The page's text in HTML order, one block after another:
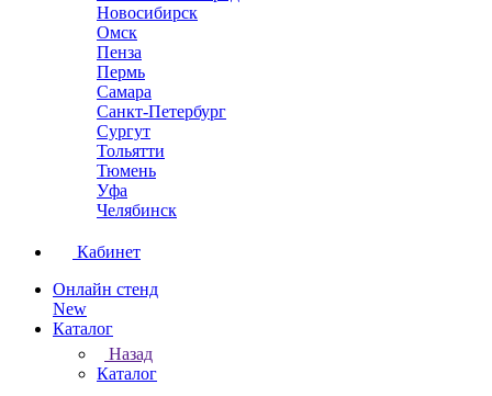
Новосибирск
Омск
Пенза
Пермь
Самара
Санкт-Петербург
Сургут
Тольятти
Тюмень
Уфа
Челябинск
Кабинет
Онлайн стенд
New
Каталог
Назад
Каталог